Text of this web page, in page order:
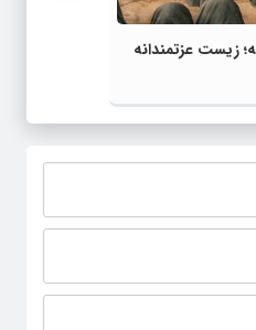
زیست عزتمندانه